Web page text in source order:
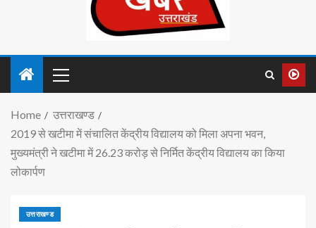
Home
उत्तराखण्ड
2019 से खटीमा में संचालित केंद्रीय विद्यालय को मिला अपना भवन,
मुख्यमंत्री ने खटीमा में 26.23 करोड़ से निर्मित केंद्रीय विद्यालय का किया
लोकार्पण
उत्तराखण्ड